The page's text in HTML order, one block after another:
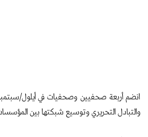
والتبادل التحريري وتوسيع شبكتها بين